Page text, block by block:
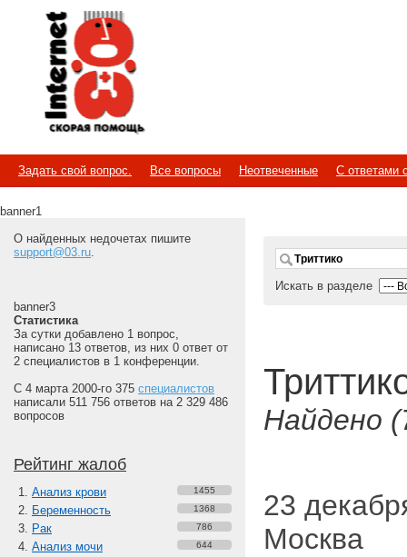
Internet
Скорая помощь
Задать свой вопрос. Все вопросы Неотвеченные С ответами
banner1
О найденных недочетах пишите
support@03.ru.
banner3
Статистика
За сутки добавлено 1 вопрос,
написано 13 ответов, из них 0 ответ от
2 специалистов в 1 конференции.
С 4 марта 2000-го 375 специалистов
написали 511 756 ответов на 2 329 486
вопросов
Рейтинг жалоб
Анализ крови 1455
Беременность 1368
Рак 786
Анализ мочи 644
Искать в разделе
Найдено
23
Москва